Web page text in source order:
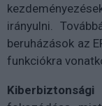
irányulni.
beruházások az
funkciókra